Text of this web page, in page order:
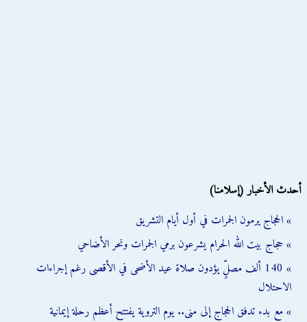
أحدث الأخبار (إسلامنا)
» الحجاج يرمون الجمرات في أول أيام التشريق
» حجاج بيت الله الحرام يشرعون برمي الجمرات ونحر الأضاحي
» 140 ألف مصلٍّ يؤدون صلاة عيد الأضحى في الأقصى رغم إجراءات
الاحتلال
» مع بدء تدفق الحجاج إلى منى.. يوم التروية يفتتح أعظم رحلة إيمانية